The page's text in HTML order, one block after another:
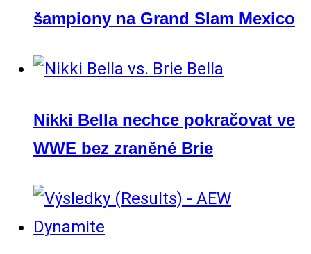
šampiony na Grand Slam Mexico
Nikki Bella nechce pokračovat ve
WWE bez zraněné Brie